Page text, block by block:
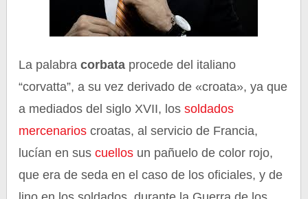
La palabracorbata procede del italiano
“corvatta”, a su vez derivado de «croata», ya que
a mediados del siglo XVII, lossoldados
mercenarios croatas, al servicio de Francia,
lucían en suscuellos un pañuelo de color rojo,
que era de seda en el caso de los oficiales, y de